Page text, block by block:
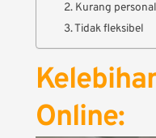
2. Kurang personal
3. Tidak fleksibel
Online: